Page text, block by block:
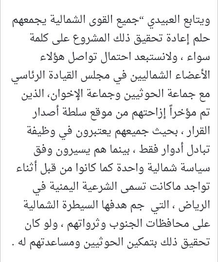
ويتابع العبيدي “جميع القوى الشمالية يجمعهم
حلم إعادة تحقيق ذلك المشروع على كلمة
سواء ، ولانستبعد احتمال تواصل هؤلاء
الأعضاء الشماليين في مجلس القيادة الرئاسي
مع جماعة الحوثيين وجماعة الإخوان، الذين
تم مؤخراً إزاحتهم من موقع سلطة أصدار
القرار ، بحيث جميعهم يعتبرون في وظيفة
تبادل أدوار فقط ، بينما هم يسيرون وفق
سياسة شمالية واحدة كما كانوا من قبل أثناء
تواجد ماكانت تسمى الشرعية اليمنية في
الرياض ، التي جم هدفها السيطرة الشمالية
على محافظات الجنوب وثرواتهم ، ولو كان
تحقيق ذلك بتمكين الحوثيين ومساعدتهم له .